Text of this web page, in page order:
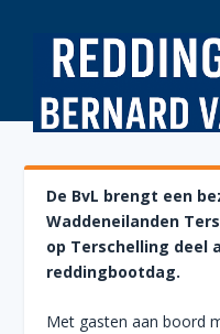
De BvL brengt een
Waddeneilanden
op Terschelling deel
reddingbootdag.
Met gasten aan boord